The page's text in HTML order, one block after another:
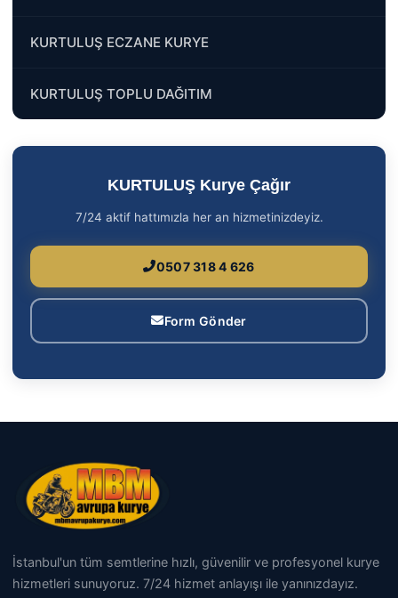
KURTULUŞ ECZANE KURYE
KURTULUŞ TOPLU DAĞITIM
KURTULUŞ Kurye Çağır
7/24 aktif hattımızla her an hizmetinizdeyiz.
0507 318 4 626
Form Gönder
İstanbul'un tüm semtlerine hızlı, güvenilir ve profesyonel kurye
hizmetleri sunuyoruz. 7/24 hizmet anlayışı ile yanınızdayız.